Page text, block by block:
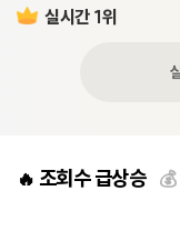
실시간 1위
🔥 조회수 급상승 💰